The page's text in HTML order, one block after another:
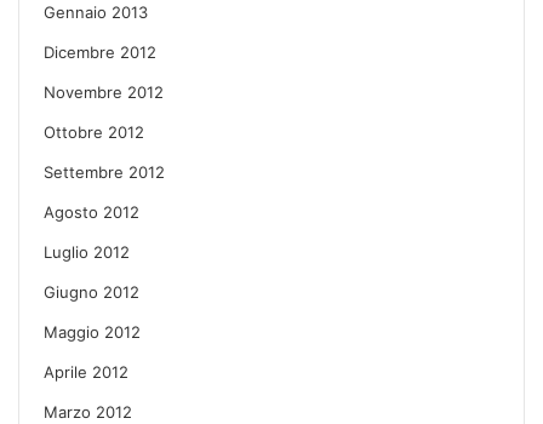
Gennaio 2013
Dicembre 2012
Novembre 2012
Ottobre 2012
Settembre 2012
Agosto 2012
Luglio 2012
Giugno 2012
Maggio 2012
Aprile 2012
Marzo 2012